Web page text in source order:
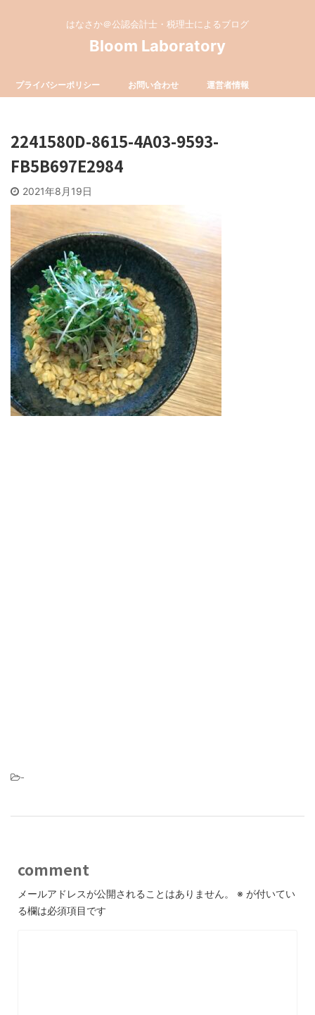
はなさか＠公認会計士・税理士によるブログ
Bloom Laboratory
プライバシーポリシー お問い合わせ 運営者情報
2241580D-8615-4A03-9593-
FB5B697E2984
2021年8月19日
-
comment
メールアドレスが公開されることはありません。 ※ が付いてい
る欄は必須項目です